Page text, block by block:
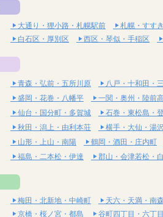
大通り・狸小路・札幌駅前 札幌・すす
白石区・厚別区
西区・琴似・手稲区
青森・弘前・五所川原
八戸・十和田・
盛岡・花巻・八幡平
一関・奥州・陸前
仙台・国分町・多賀城 石巻・東松島・
秋田・潟上・由利本荘
横手・大仙・湯沢
山形・上山・南陽 鶴岡・酒田・庄内町
福島・二本松・伊達 郡山・会津若松・
梅田・北新地・中崎町 天六・天満・南
京橋・桜ノ宮・都島
谷町四丁目・六丁